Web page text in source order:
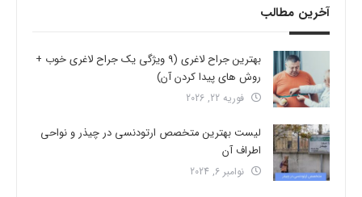
آخرین مطالب
بهترین جراح لاغری (9 ویژگی یک جراح لاغری خوب +
روش های پیدا کردن آن)
فوریه 22, 2026
لیست بهترین متخصص ارتودنسی در چیذر و نواحی
اطراف آن
نوامبر 6, 2024